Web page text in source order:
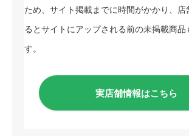
ため、サイト掲載までに時間がかかり、店
るとサイトにアップされる前の未掲載商品
す。
実店舗情報はこちら